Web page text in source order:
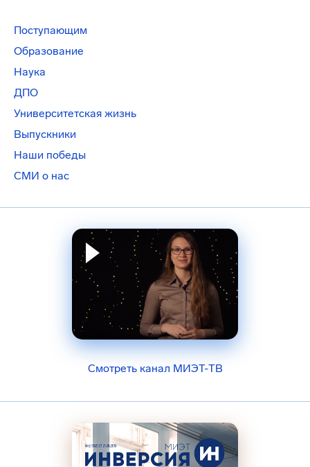
Поступающим
Образование
Наука
ДПО
Университетская жизнь
Выпускники
Наши победы
СМИ о нас
Смотреть канал МИЭТ-ТВ